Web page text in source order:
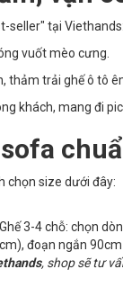
seller" tại Viethands:
vuốt mèo cưng.
thảm trải ghế ô tô
khách, mang đi
chọn size dưới đây:
3-4 chỗ: chọn
đoạn ngắn
, shop sẽ tư